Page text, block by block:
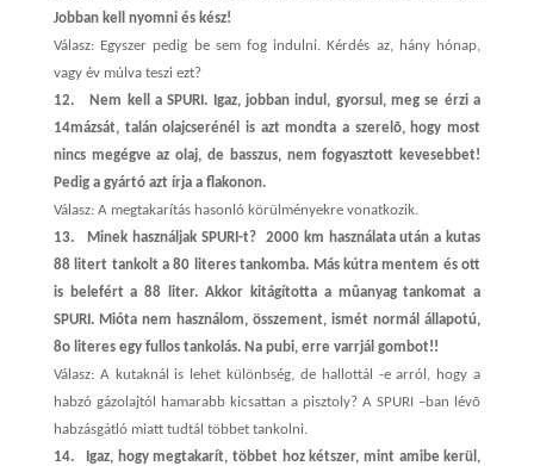
Jobban kell nyomni és kész!
Válasz: Egyszer pedig be sem fog indulni. Kérdés az, hány hónap,
vagy év múlva teszi ezt?
12.
Nem kell a SPURI. Igaz, jobban indul, gyorsul, meg se érzi a
14mázsát, talán olajcserénél is azt mondta a szerelõ, hogy most
nincs megégve az olaj, de basszus, nem fogyasztott kevesebbet!
Pedig a gyártó azt írja a flakonon.
Válasz: A megtakarítás hasonló körülményekre vonatkozik.
13.
Minek használjak SPURI-t? 2000 km használata után a kutas
88 litert tankolt a 80 literes tankomba. Más kútra mentem és ott
is belefért a 88 liter. Akkor kitágította a mûanyag tankomat a
SPURI. Mióta nem használom, összement, ismét normál állapotú,
8o literes egy fullos tankolás. Na pubi, erre varrjál gombot!!
Válasz: A kutaknál is lehet különbség, de hallottál -e arról, hogy a
habzó gázolajtól hamarabb kicsattan a pisztoly? A SPURI –ban lévõ
habzásgátló miatt tudtál többet tankolni.
14.
Igaz, hogy megtakarít, többet hoz kétszer, mint amibe kerül,